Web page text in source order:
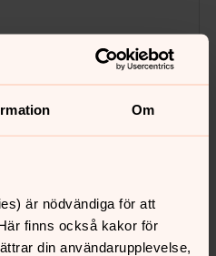
Om
är nödvändiga för att
finns också kakor för
din användarupplevelse,